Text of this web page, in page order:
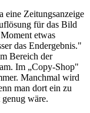
eine Zeitungsanzeige
für das Bild
etwas
das Endergebnis."
Bereich der
Im „Copy-Shop"
Manchmal wird
man dort ein zu
wäre.